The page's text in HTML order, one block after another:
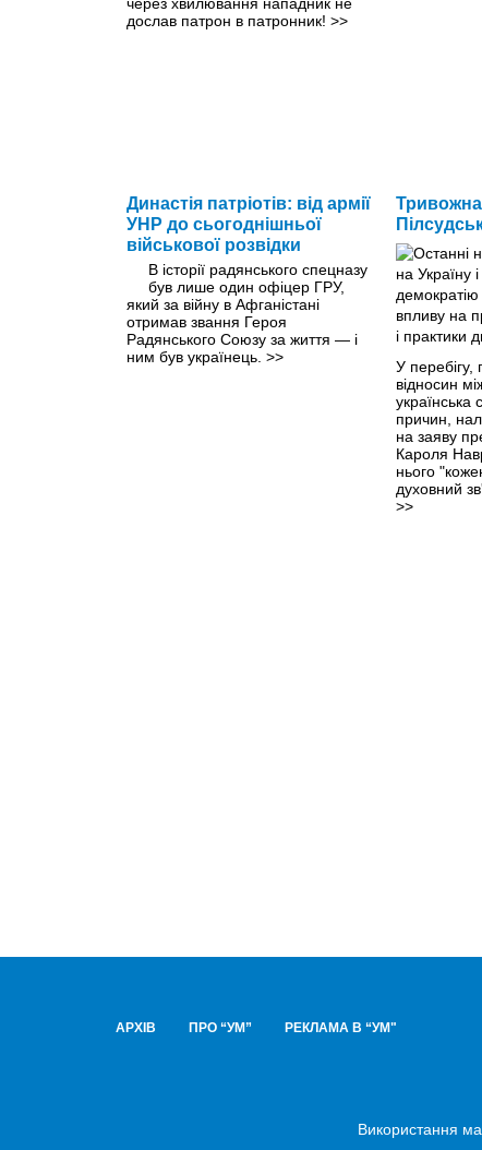
дослав патрон в патронник! >>
Династія патріотів: від армії
УНР до сьогоднішньої
військової розвідки
В історії радянського спецназу
був лише один офіцер ГРУ,
який за війну в Афганістані
отримав звання Героя
Радянського Союзу за життя — і
ним був українець. >>
Тривожна
У
відносин
українська
причин,
на заяву
Кароля
нього
духовний
>>
АРХІВ ПРО “УМ” РЕКЛАМА В “УМ"
Використання